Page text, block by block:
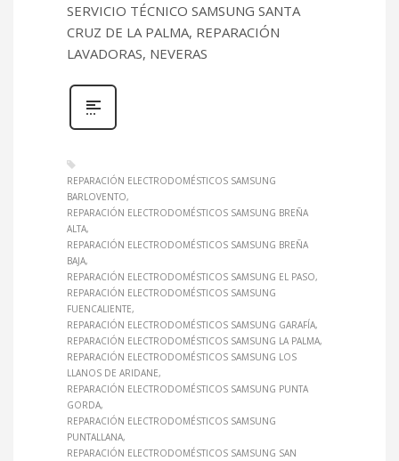
SERVICIO TÉCNICO SAMSUNG SANTA
CRUZ DE LA PALMA, REPARACIÓN
LAVADORAS, NEVERAS
REPARACIÓN ELECTRODOMÉSTICOS SAMSUNG
BARLOVENTO
REPARACIÓN ELECTRODOMÉSTICOS SAMSUNG BREÑA
ALTA
REPARACIÓN ELECTRODOMÉSTICOS SAMSUNG BREÑA
BAJA
REPARACIÓN ELECTRODOMÉSTICOS SAMSUNG EL PASO
REPARACIÓN ELECTRODOMÉSTICOS SAMSUNG
FUENCALIENTE
REPARACIÓN ELECTRODOMÉSTICOS SAMSUNG GARAFÍA
REPARACIÓN ELECTRODOMÉSTICOS SAMSUNG LA PALMA
REPARACIÓN ELECTRODOMÉSTICOS SAMSUNG LOS
LLANOS DE ARIDANE
REPARACIÓN ELECTRODOMÉSTICOS SAMSUNG PUNTA
GORDA
REPARACIÓN ELECTRODOMÉSTICOS SAMSUNG
PUNTALLANA
REPARACIÓN ELECTRODOMÉSTICOS SAMSUNG SAN